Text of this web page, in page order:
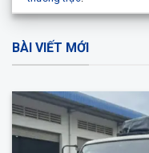
BÀI VIẾT MỚI